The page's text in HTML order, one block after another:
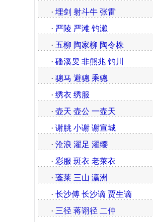
· 埋剑 射斗牛 张雷
· 严陵 严滩 钓濑
· 五柳 陶家柳 陶令株
· 磻溪叟 非熊兆 钓川
· 骢马 避骢 乘骢
· 绣衣 绣服
· 壶天 壶公 一壶天
· 谢朓 小谢 谢宣城
· 沧浪 濯足 濯缨
· 彩服 斑衣 老莱衣
· 蓬莱 三山 瀛洲
· 长沙傅 长沙谪 贾生谪
· 三径 蒋诩径 二仲